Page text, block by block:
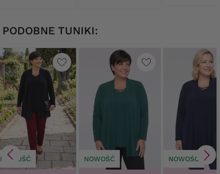
PODOBNE TUNIKI:
NOWOŚĆ NOWOŚĆ NOWOŚĆ